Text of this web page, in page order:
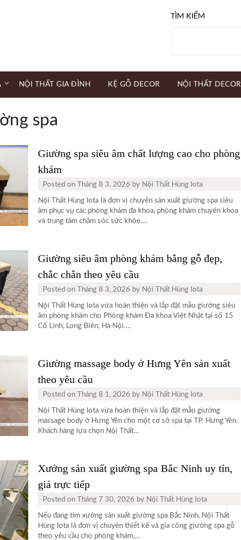
TÌM KIẾM
NỘI THẤT GIA ĐÌNH KỆ GỖ DECOR NỘI THẤT DECOR
spa
Giường spa siêu âm chất lượng cao cho phòng
khám
Posted on Tháng 8 3, 2026 by Nội Thất Hùng Iota
Nội Thất Hùng Iota là đơn vị chuyên sản xuất giường spa siêu
âm phục vụ các phòng khám đa khoa, phòng khám chuyên khoa
và trung tâm chăm sóc sức khỏe….
Giường siêu âm phòng khám bằng gỗ đẹp,
chắc chắn theo yêu cầu
Posted on Tháng 8 3, 2026 by Nội Thất Hùng Iota
Nội Thất Hùng Iota vừa hoàn thiện và lắp đặt mẫu giường siêu
âm phòng khám cho Phòng khám Đa khoa Việt Nhật tại số 15
Cổ Linh, Long Biên, Hà Nội….
Giường massage body ở Hưng Yên sản xuất
theo yêu cầu
Posted on Tháng 8 1, 2026 by Nội Thất Hùng Iota
Nội Thất Hùng Iota vừa hoàn thiện và lắp đặt mẫu giường
massage body ở Hưng Yên cho một cơ sở spa tại TP. Hưng Yên.
Khách hàng lựa chọn Nội Thất…
Xưởng sản xuất giường spa Bắc Ninh uy tín,
giá trực tiếp
Posted on Tháng 7 30, 2026 by Nội Thất Hùng Iota
Nếu đang tìm xưởng sản xuất giường spa Bắc Ninh, Nội Thất
Hùng Iota là đơn vị chuyên thiết kế và gia công giường spa gỗ
theo yêu cầu cho phòng khám,…